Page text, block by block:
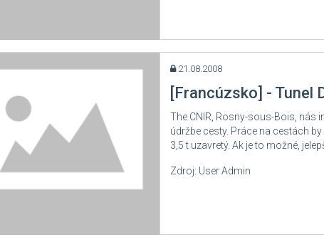
21.08.2008
[Francúzsko] - Tunel
The CNIR, Rosny-sous-Bois, nás
údržbe cesty. Práce na cestách
3,5 t uzavretý. Ak je to možné,
Zdroj: User Admin